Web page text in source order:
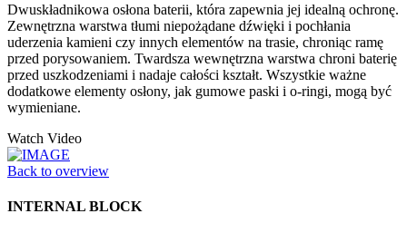
Dwuskładnikowa osłona baterii, która zapewnia jej idealną ochronę.
Zewnętrzna warstwa tłumi niepożądane dźwięki i pochłania
uderzenia kamieni czy innych elementów na trasie, chroniąc ramę
przed porysowaniem. Twardsza wewnętrzna warstwa chroni baterię
przed uszkodzeniami i nadaje całości kształt. Wszystkie ważne
dodatkowe elementy osłony, jak gumowe paski i o-ringi, mogą być
wymieniane.
Watch Video
Back to overview
INTERNAL BLOCK